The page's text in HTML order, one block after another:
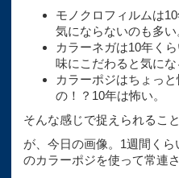
モノクロフィルムは
気にならないのも多い
カラーネガは10年く
味にこだわると気に
カラーポジはちょっ
の！？10年は怖い。
そんな感じで捉えられるこ
が、今日の画像。1週間く
のカラーポジを使って常連